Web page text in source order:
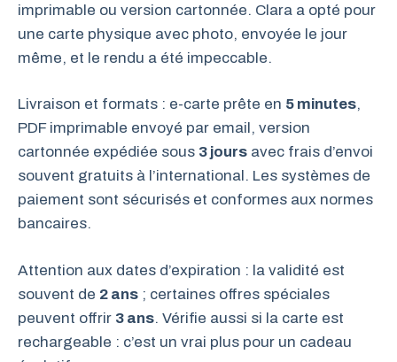
imprimable ou version cartonnée. Clara a opté pour
une carte physique avec photo, envoyée le jour
même, et le rendu a été impeccable.
Livraison et formats : e-carte prête en 5 minutes,
PDF imprimable envoyé par email, version
cartonnée expédiée sous 3 jours avec frais d’envoi
souvent gratuits à l’international. Les systèmes de
paiement sont sécurisés et conformes aux normes
bancaires.
Attention aux dates d’expiration : la validité est
souvent de 2 ans ; certaines offres spéciales
peuvent offrir 3 ans. Vérifie aussi si la carte est
rechargeable : c’est un vrai plus pour un cadeau